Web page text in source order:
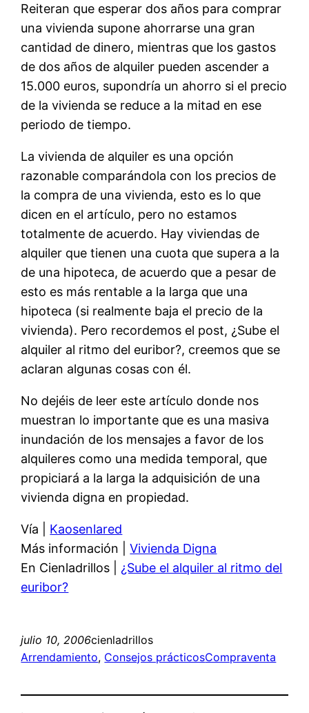
Reiteran que esperar dos años para comprar
una vivienda supone ahorrarse una gran
cantidad de dinero, mientras que los gastos
de dos años de alquiler pueden ascender a
15.000 euros, supondría un ahorro si el precio
de la vivienda se reduce a la mitad en ese
periodo de tiempo.
La vivienda de alquiler es una opción
razonable comparándola con los precios de
la compra de una vivienda, esto es lo que
dicen en el artículo, pero no estamos
totalmente de acuerdo. Hay viviendas de
alquiler que tienen una cuota que supera a la
de una hipoteca, de acuerdo que a pesar de
esto es más rentable a la larga que una
hipoteca (si realmente baja el precio de la
vivienda). Pero recordemos el post, ¿Sube el
alquiler al ritmo del euribor?, creemos que se
aclaran algunas cosas con él.
No dejéis de leer este artículo donde nos
muestran lo importante que es una masiva
inundación de los mensajes a favor de los
alquileres como una medida temporal, que
propiciará a la larga la adquisición de una
vivienda digna en propiedad.
Vía | Kaosenlared
Más información |Vivienda Digna
En Cienladrillos | ¿Sube el alquiler al ritmo del
euribor?
julio 10, 2006cienladrillos
Arrendamiento, Consejos prácticosCompraventa